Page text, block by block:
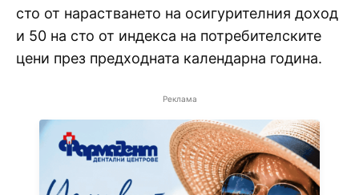
сто от нарастването на осигурителния доход
и 50 на сто от индекса на потребителските
цени през предходната календарна година.
Реклама